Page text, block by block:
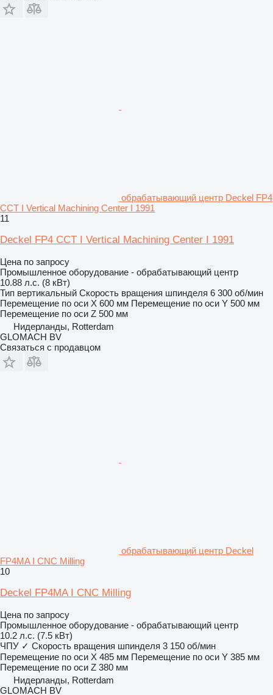
обрабатывающий центр Deckel FP4
CCT I Vertical Machining Center I 1991
11
Deckel FP4 CCT I Vertical Machining Center I 1991
Цена по запросу
Промышленное оборудование - обрабатывающий центр
10.88 л.с. (8 кВт)
Тип вертикальный Скорость вращения шпинделя 6 300 об/мин
Перемещение по оси X 600 мм Перемещение по оси Y 500 мм
Перемещение по оси Z 500 мм
Нидерланды, Rotterdam
GLOMACH BV
Связаться с продавцом
обрабатывающий центр Deckel
FP4MA I CNC Milling
10
Deckel FP4MA I CNC Milling
Цена по запросу
Промышленное оборудование - обрабатывающий центр
10.2 л.с. (7.5 кВт)
ЧПУ ✓ Скорость вращения шпинделя 3 150 об/мин
Перемещение по оси X 485 мм Перемещение по оси Y 385 мм
Перемещение по оси Z 380 мм
Нидерланды, Rotterdam
GLOMACH BV